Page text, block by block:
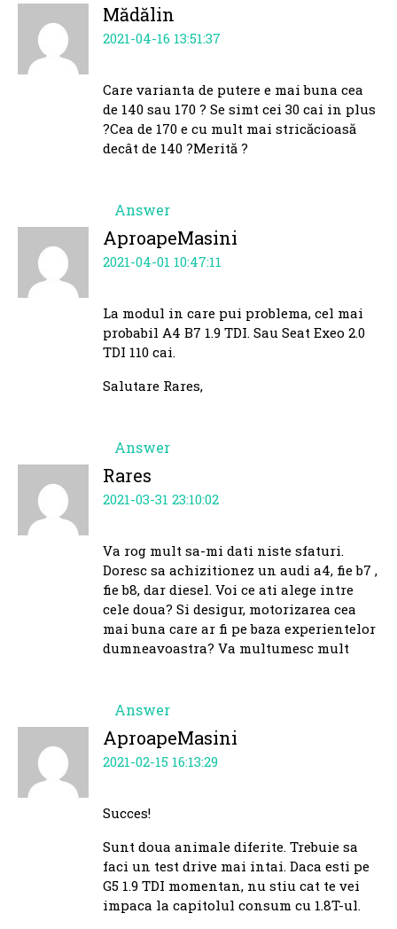
Mădălin
2021-04-16 13:51:37
Care varianta de putere e mai buna cea
de 140 sau 170 ? Se simt cei 30 cai in plus
?Cea de 170 e cu mult mai stricăcioasă
decât de 140 ?Merită ?
Answer
AproapeMasini
2021-04-01 10:47:11
Salutare Rares,
La modul in care pui problema, cel mai
probabil A4 B7 1.9 TDI. Sau Seat Exeo 2.0
TDI 110 cai.
Answer
Rares
2021-03-31 23:10:02
Va rog mult sa-mi dati niste sfaturi.
Doresc sa achizitionez un audi a4, fie b7 ,
fie b8, dar diesel. Voi ce ati alege intre
cele doua? Si desigur, motorizarea cea
mai buna care ar fi pe baza experientelor
dumneavoastra? Va multumesc mult
Answer
AproapeMasini
2021-02-15 16:13:29
Sunt doua animale diferite. Trebuie sa
faci un test drive mai intai. Daca esti pe
G5 1.9 TDI momentan, nu stiu cat te vei
impaca la capitolul consum cu 1.8T-ul.
Succes!